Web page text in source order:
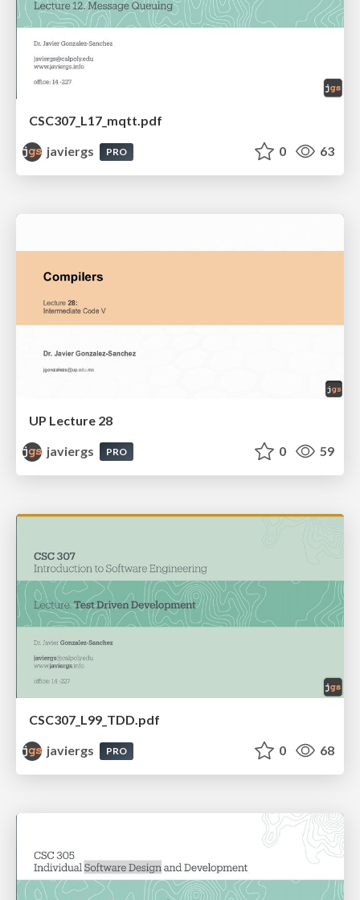
CSC307_L17_mqtt.pdf
javiergs
PRO 0 63
UP Lecture 28
javiergs
PRO 0 59
CSC307_L99_TDD.pdf
javiergs
PRO 0 68